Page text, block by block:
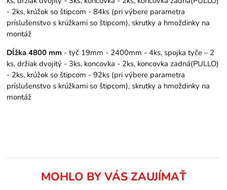
- 2ks, krúžok so štipcom - 84ks (pri výbere parametra
príslušenstvo s krúžkami so štipcom), skrutky a hmoždinky na
montáž
Dĺžka 4800 mm - tyč 19mm - 2400mm - 4ks, spojka tyče – 2
ks, držiak dvojitý - 3ks, koncovka - 2ks, koncovka zadná(PULLO)
- 2ks, krúžok so štipcom - 92ks (pri výbere parametra
príslušenstvo s krúžkami so štipcom), skrutky a hmoždinky na
montáž
MOHLO BY VÁS ZAUJÍMAŤ